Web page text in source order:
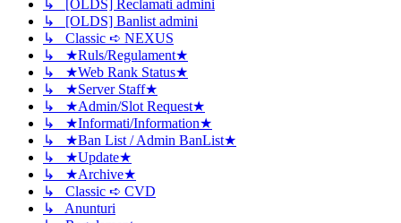
↳ [OLDS] Reclamati admini
↳ [OLDS] Banlist admini
↳ Classic ➪ NEXUS
↳ ★Ruls/Regulament★
↳ ★Web Rank Status★
↳ ★Server Staff★
↳ ★Admin/Slot Request★
↳ ★Informati/Information★
↳ ★Ban List / Admin BanList★
↳ ★Update★
↳ ★Archive★
↳ Classic ➪ CVD
↳ Anunturi